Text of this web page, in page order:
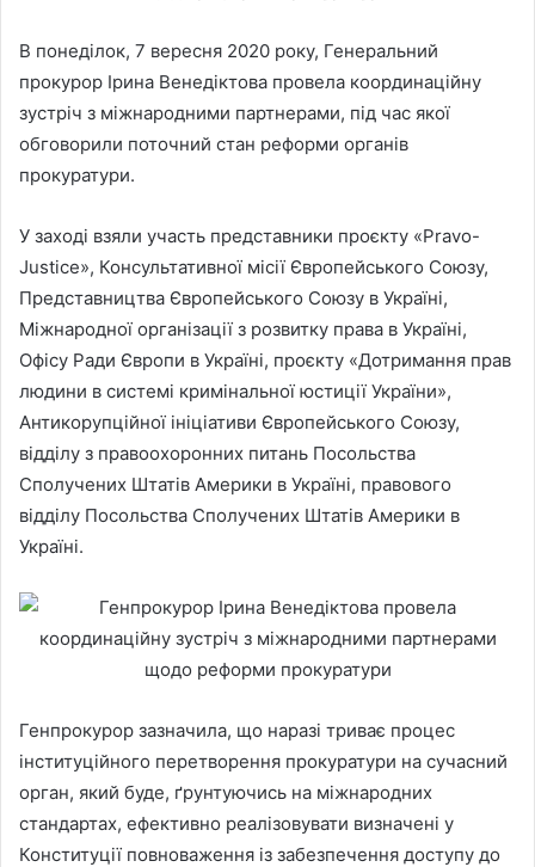
В понеділок, 7 вересня 2020 року, Генеральний
прокурор Ірина Венедіктова провела координаційну
зустріч з міжнародними партнерами, під час якої
обговорили поточний стан реформи органів
прокуратури.
У заході взяли участь представники проєкту «Pravo-
Justice», Консультативної місії Європейського Союзу,
Представництва Європейського Союзу в Україні,
Міжнародної організації з розвитку права в Україні,
Офісу Ради Європи в Україні, проєкту «Дотримання прав
людини в системі кримінальної юстиції України»,
Антикорупційної ініціативи Європейського Союзу,
відділу з правоохоронних питань Посольства
Сполучених Штатів Америки в Україні, правового
відділу Посольства Сполучених Штатів Америки в
Україні.
Генпрокурор зазначила, що наразі триває процес
інституційного перетворення прокуратури на сучасний
орган, який буде, ґрунтуючись на міжнародних
стандартах, ефективно реалізовувати визначені у
Конституції повноваження із забезпечення доступу до